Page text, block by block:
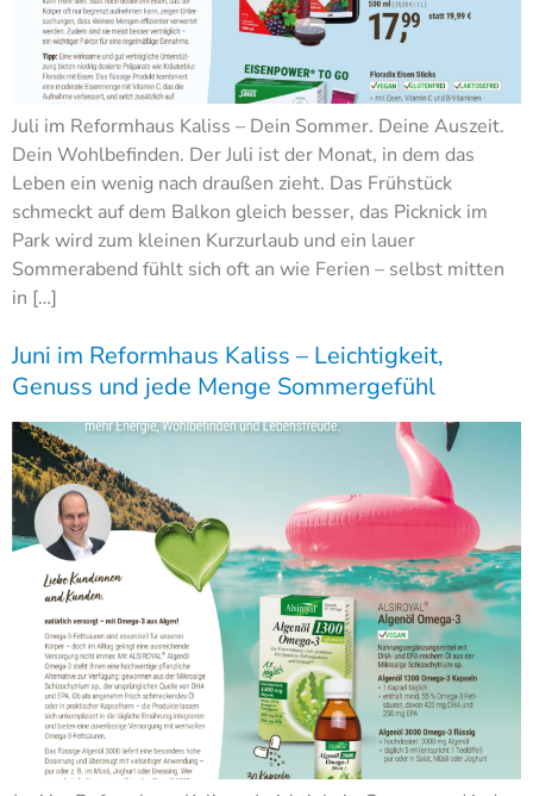
Juli im Reformhaus Kaliss – Dein Sommer. Deine Auszeit.
Dein Wohlbefinden. Der Juli ist der Monat, in dem das
Leben ein wenig nach draußen zieht. Das Frühstück
schmeckt auf dem Balkon gleich besser, das Picknick im
Park wird zum kleinen Kurzurlaub und ein lauer
Sommerabend fühlt sich oft an wie Ferien – selbst mitten
in […]
Juni im Reformhaus Kaliss – Leichtigkeit,
Genuss und jede Menge Sommergefühl